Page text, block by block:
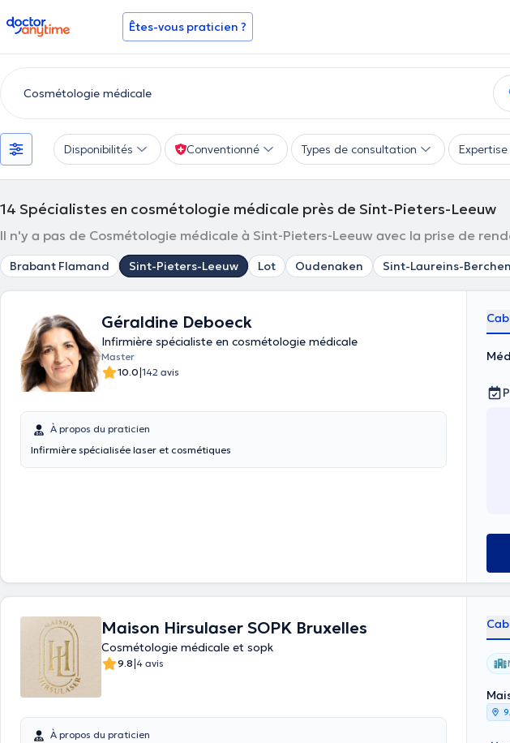
doctoranytime Êtes-vous praticien ?
Disponibilités Conventionné Types de consultation Expertise
14 Spécialistes en cosmétologie médicale près de Sint-Pieters-Leeuw
Il n'y a pas de Cosmétologie médicale à Sint-Pieters-Leeuw avec la prise de
Brabant Flamand Sint-Pieters-Leeuw Lot Oudenaken Sint-Laureins-
Géraldine Deboeck
Infirmière spécialiste en cosmétologie médicale
Master
10.0|142 avis
À propos du praticien
Infirmière spécialisée laser et cosmétiques
Maison Hirsulaser SOPK Bruxelles
Cosmétologie médicale et sopk
9.8|4 avis
À propos du praticien